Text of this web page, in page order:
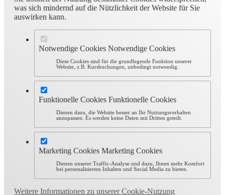
was sich mindernd auf die Nützlichkeit der Website für Sie
auswirken kann.
Notwendige Cookies Notwendige Cookies
Diese Cookies sind für die grundlegende Funktion unserer
Website, z.B. Kursbuchungen, unbedingt notwendig.
Funktionelle Cookies Funktionelle Cookies
Dienen dazu, die Website besser an Ihr Nutzungsverhalten
anzupassen. Es werden keine Daten mit Dritten geteilt.
Marketing Cookies Marketing Cookies
Dienen unserer Traffic-Analyse und dazu, Ihnen mehr Komfort
bei personalisierten Inhalten und Social Media zu bieten.
Weitere Informationen zu unserer Cookie-Nutzung